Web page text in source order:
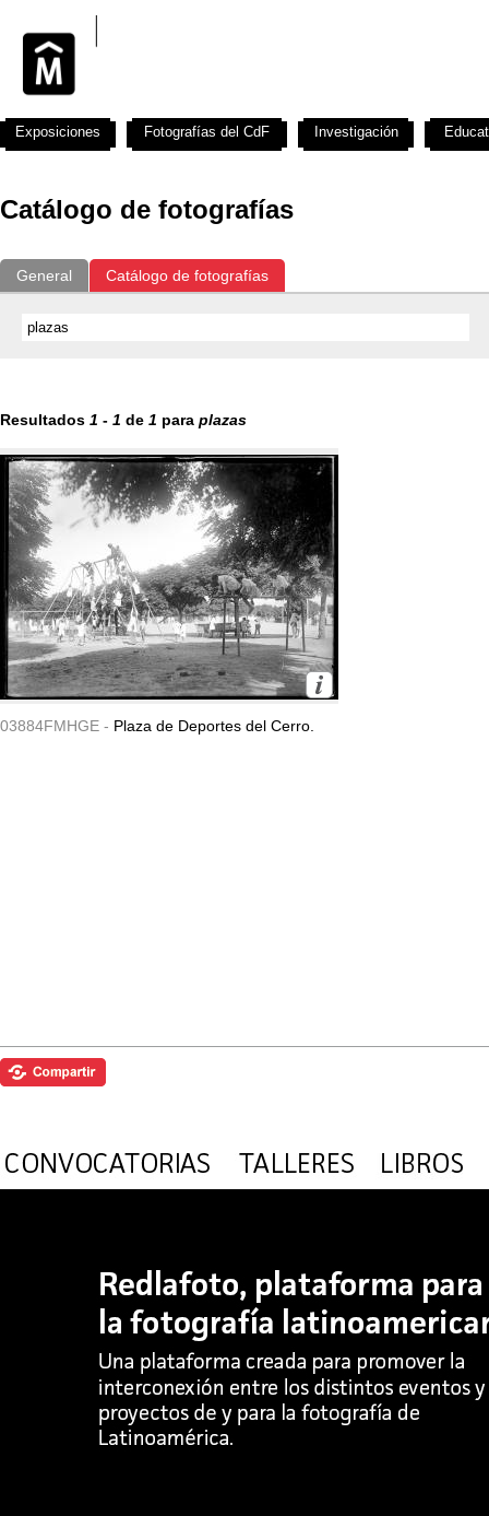
Catálogo de fotografías
General Catálogo de fotografías
Resultados 1 - 1 de 1 para plazas
03884FMHGE - Plaza de Deportes del Cerro.
Exposiciones Fotografías del CdF Investigación